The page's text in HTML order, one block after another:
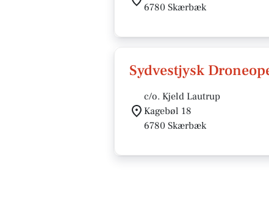
6780 Skærbæk
Sydvestjysk
c/o. Kjeld Lautrup
Kagebøl 18
6780 Skærbæk